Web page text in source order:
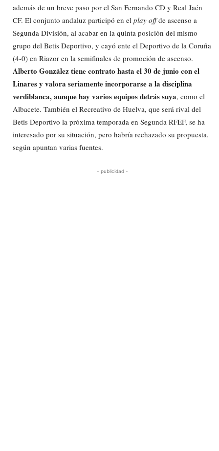
además de un breve paso por el San Fernando CD y Real Jaén
CF. El conjunto andaluz participó en el play offde ascenso a
Segunda División, al acabar en la quinta posición del mismo
grupo del Betis Deportivo, y cayó ente el Deportivo de la Coruña
(4-0) en Riazor en la semifinales de promoción de ascenso.
Alberto González tiene contrato hasta el 30 de junio con el
Linares y valora seriamente incorporarse a la disciplina
verdiblanca, aunque hay varios equipos detrás suya, como el
Albacete. También el Recreativo de Huelva, que será rival del
Betis Deportivo la próxima temporada en Segunda RFEF, se ha
interesado por su situación, pero habría rechazado su propuesta,
según apuntan varias fuentes.
- publicidad -